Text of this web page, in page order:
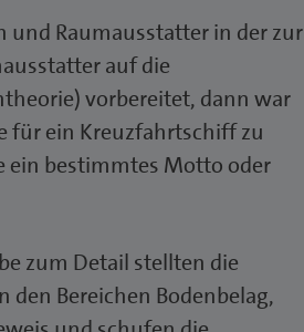
und Raumausstatter in der zur
auf die
vorbereitet, dann war
für ein Kreuzfahrtschiff zu
ein bestimmtes Motto oder
zum Detail stellten die
Bereichen Bodenbelag,